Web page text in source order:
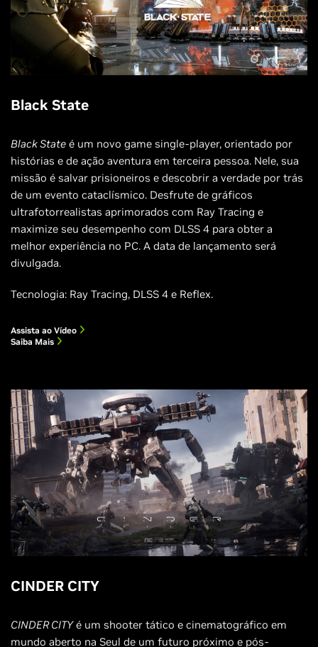
Black State
Black State é um novo game single-player, orientado por
histórias e de ação aventura em terceira pessoa. Nele, sua
missão é salvar prisioneiros e descobrir a verdade por trás
de um evento cataclísmico. Desfrute de gráficos
ultrafotorrealistas aprimorados com Ray Tracing e
maximize seu desempenho com DLSS 4 para obter a
melhor experiência no PC. A data de lançamento será
divulgada.
Tecnologia: Ray Tracing, DLSS 4 e Reflex.
Assista ao Vídeo
Saiba Mais
CINDER CITY
CINDER CITYé um shooter tático e cinematográfico em
mundo aberto na Seul de um futuro próximo e pós-